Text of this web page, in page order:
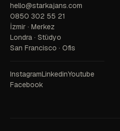
hello@starkajans.com
0850 302 55 21
İzmir · Merkez
Londra · Stüdyo
San Francisco · Ofis
InstagramLinkedinYoutube
Facebook